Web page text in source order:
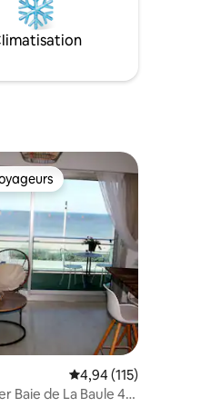
les plus appréciés
Évaluation moyenne
4,94 (115)
Baie de La Baule 4